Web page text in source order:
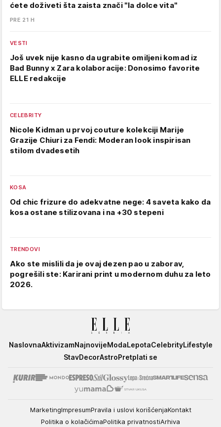
ćete doživeti šta zaista znači "la dolce vita"
PRE 21 H
VESTI
Još uvek nije kasno da ugrabite omiljeni komad iz
Bad Bunny x Zara kolaboracije: Donosimo favorite
ELLE redakcije
CELEBRITY
Nicole Kidman u prvoj couture kolekciji Marije
Grazije Chiuri za Fendi: Moderan look inspirisan
stilom dvadesetih
KOSA
Od chic frizure do adekvatne nege: 4 saveta kako da
kosa ostane stilizovana i na +30 stepeni
TRENDOVI
Ako ste mislili da je ovaj dezen pao u zaborav,
pogrešili ste: Karirani print u modernom duhu za leto
2026.
Elle
NaslovnaAktivizamNajnovijeModaLepotaCelebrityLifestyle
StavDecorAstroPretplati se
MarketingImpresumPravila i uslovi korišćenjaKontakt
Politika o kolačićimaPolitika privatnostiArhiva